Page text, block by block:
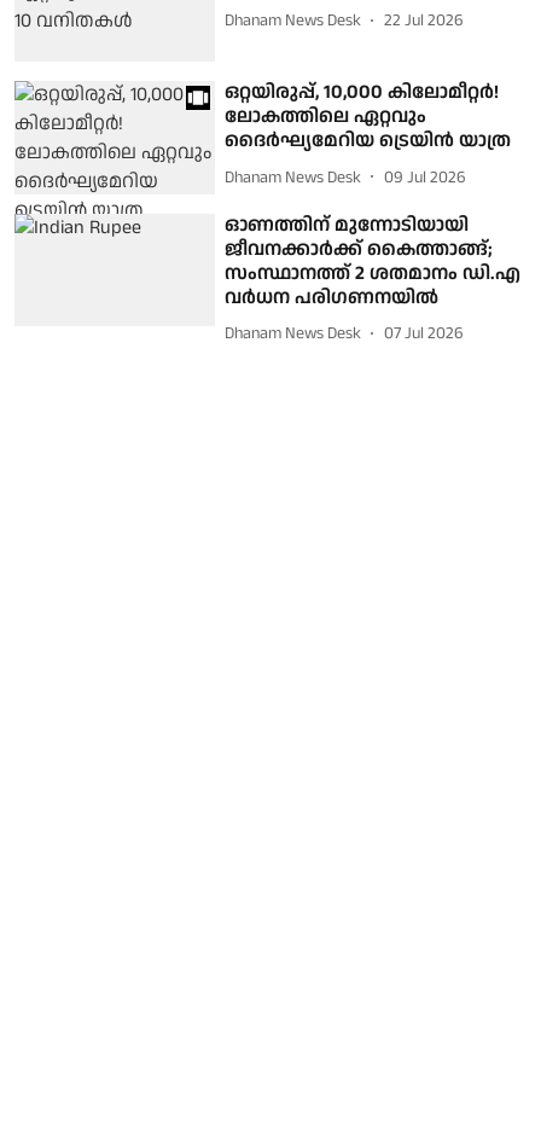
Dhanam News Desk 22 Jul 2026
ഒറ്റയിരുപ്പ്, 10,000 കിലോമീറ്റര്‍!
ലോകത്തിലെ ഏറ്റവും
ദൈര്‍ഘ്യമേറിയ ട്രെയിന്‍ യാത്ര
Dhanam News Desk 09 Jul 2026
ഓണത്തിന് മുന്നോടിയായി
ജീവനക്കാര്‍ക്ക് കൈത്താങ്ങ്;
സംസ്ഥാനത്ത് 2 ശതമാനം ഡി.എ
വര്‍ധന പരിഗണനയില്‍
Dhanam News Desk 07 Jul 2026